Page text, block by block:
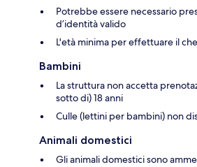
Potrebbe essere necessario
d’identità valido
L'età minima per effettuare il
Bambini
La struttura non accetta
sotto di) 18 anni
Culle (lettini per bambini) non
Animali domestici
Gli animali domestici sono